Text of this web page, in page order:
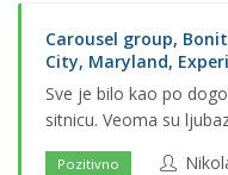
Carousel group,
City, Maryland,
Sve je bilo kao po
sitnicu. Veoma su
Pozitivno